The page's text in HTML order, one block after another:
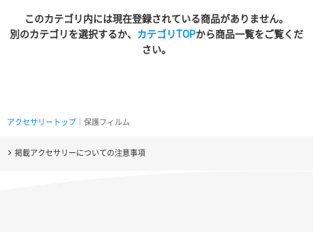
このカテゴリ内には現在登録されている商品がありません。
別のカテゴリを選択するか、 カテゴリTOPから商品一覧をご覧くだ
さい。
アクセサリートップ ｜保護フィルム
掲載アクセサリーについての注意事項